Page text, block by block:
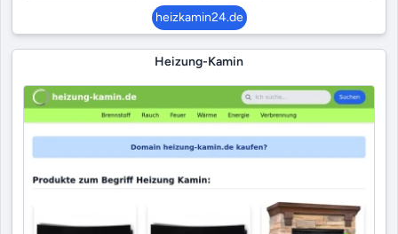
heizkamin24.de
Heizung-Kamin